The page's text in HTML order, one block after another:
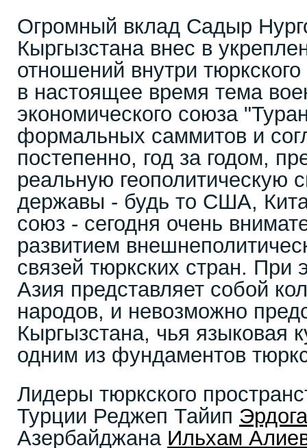
Огромный вклад Садыр
Кыргызстана внес в
отношений внутри
в настоящее время тема
экономического союза
формальных саммитов и
постепенно, год за годом,
реальную геополитическую
державы - будь то США,
союз - сегодня очень
развитием
связей тюркских стран. При
Азия представляет собой
народов, и невозможно
Кыргызстана, чья языковая
одним из фундаментов
Лидеры тюркского
Турции Реджеп Тайип
Азербайджана Ильхам